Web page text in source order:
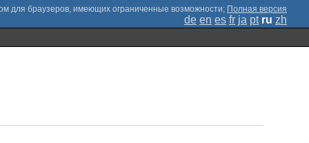
; Полная версия
de en es fr ja pt ru zh